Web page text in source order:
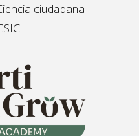
ciudadana